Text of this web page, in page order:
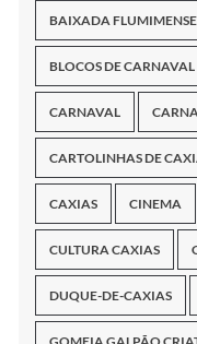
BAIXADA FLUMIMENSE
BLOCOS DE CARNAVAL
CARNAVAL
CARTOLINHAS DE
CAXIAS CINEMA
CULTURA CAXIAS
DUQUE-DE-CAXIAS